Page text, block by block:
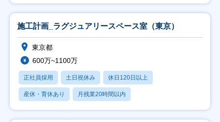
施工計画_ラグジュアリースペース室（東京）
東京都
600万~1100万
正社員採用 土日祝休み 休日120日以上
産休・育休あり 月残業20時間以内